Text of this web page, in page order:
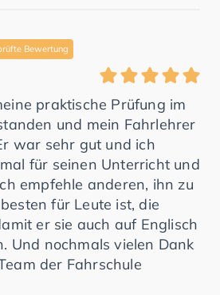
Bewertung
praktische Prüfung im
und mein Fahrlehrer
war sehr gut und ich
für seinen Unterricht und
empfehle anderen, ihn zu
für Leute ist, die
er sie auch auf Englisch
Und nochmals vielen Dank
der Fahrschule